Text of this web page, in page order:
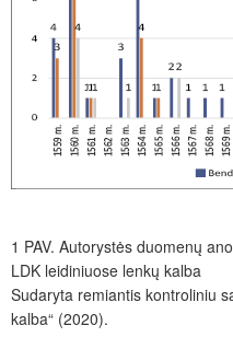
1 PAV. Autorystės duomenų
LDK leidiniuose lenkų kalba
Sudaryta remiantis kontroliniu
kalba“ (2020).